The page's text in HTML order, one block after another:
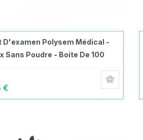
D'examen Polysem Médical -
Sans Poudre - Boite De 100
€